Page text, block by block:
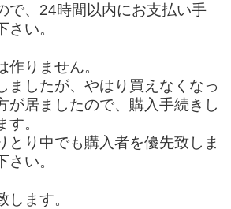
で、24時間以内にお支払い手
い。
りません。
ましたが、やはり買えなくなっ
が居ましたので、購入手続きし
。
とり中でも購入者を優先致しま
い。
します。